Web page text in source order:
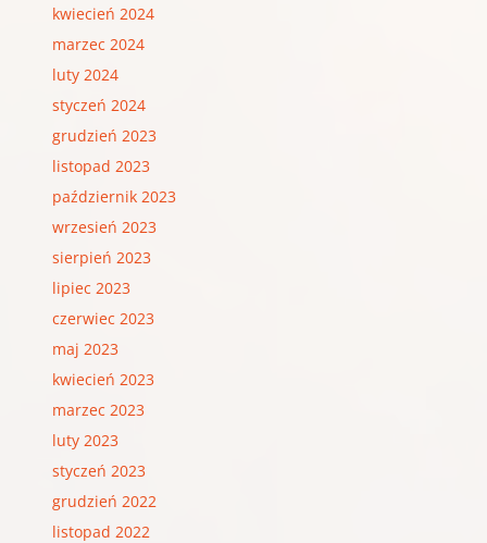
kwiecień 2024
marzec 2024
luty 2024
styczeń 2024
grudzień 2023
listopad 2023
październik 2023
wrzesień 2023
sierpień 2023
lipiec 2023
czerwiec 2023
maj 2023
kwiecień 2023
marzec 2023
luty 2023
styczeń 2023
grudzień 2022
listopad 2022